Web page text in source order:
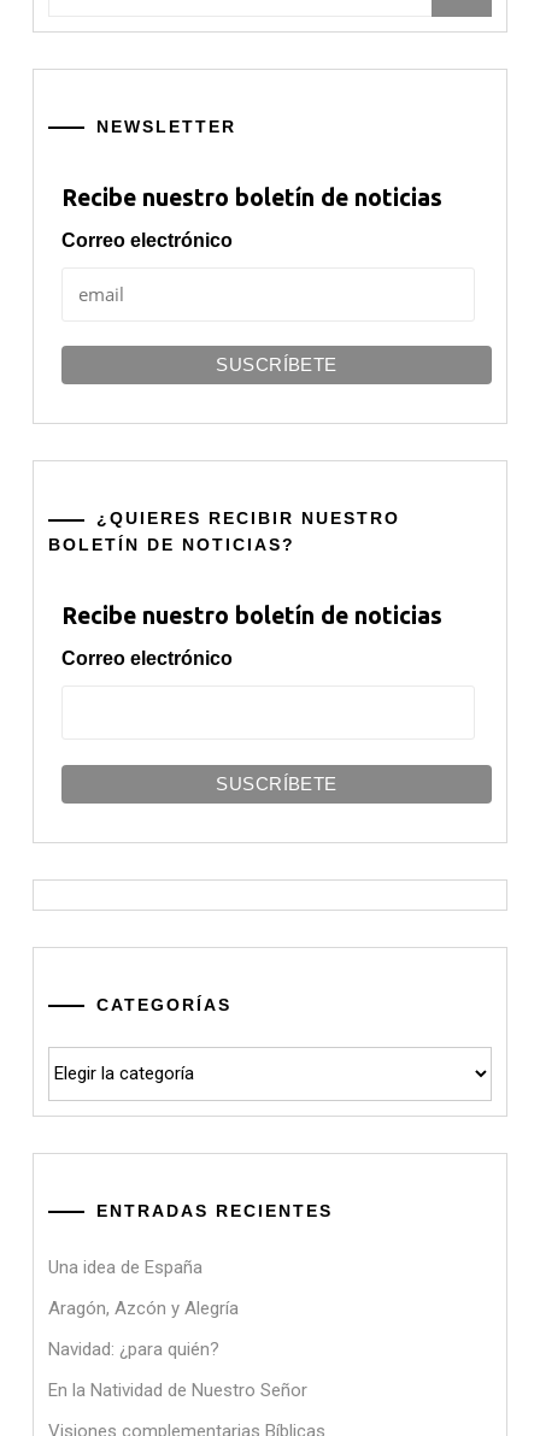
NEWSLETTER
Recibe nuestro boletín de noticias
Correo electrónico
¿QUIERES RECIBIR NUESTRO
BOLETÍN DE NOTICIAS?
Recibe nuestro boletín de noticias
Correo electrónico
CATEGORÍAS
ENTRADAS RECIENTES
Una idea de España
Aragón, Azcón y Alegría
Navidad: ¿para quién?
En la Natividad de Nuestro Señor
Visiones complementarias Bíblicas